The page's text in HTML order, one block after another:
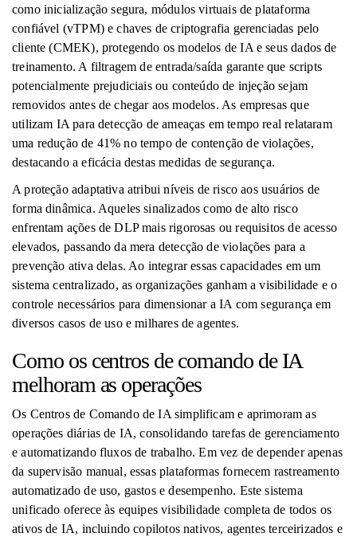
como inicialização segura, módulos virtuais de plataforma
confiável (vTPM) e chaves de criptografia gerenciadas pelo
cliente (CMEK), protegendo os modelos de IA e seus dados de
treinamento. A filtragem de entrada/saída garante que scripts
potencialmente prejudiciais ou conteúdo de injeção sejam
removidos antes de chegar aos modelos. As empresas que
utilizam IA para detecção de ameaças em tempo real relataram
uma redução de 41% no tempo de contenção de violações,
destacando a eficácia destas medidas de segurança.
A proteção adaptativa atribui níveis de risco aos usuários de
forma dinâmica. Aqueles sinalizados como de alto risco
enfrentam ações de DLP mais rigorosas ou requisitos de acesso
elevados, passando da mera detecção de violações para a
prevenção ativa delas. Ao integrar essas capacidades em um
sistema centralizado, as organizações ganham a visibilidade e o
controle necessários para dimensionar a IA com segurança em
diversos casos de uso e milhares de agentes.
Como os centros de comando de IA
melhoram as operações
Os Centros de Comando de IA simplificam e aprimoram as
operações diárias de IA, consolidando tarefas de gerenciamento
e automatizando fluxos de trabalho. Em vez de depender apenas
da supervisão manual, essas plataformas fornecem rastreamento
automatizado de uso, gastos e desempenho. Este sistema
unificado oferece às equipes visibilidade completa de todos os
ativos de IA, incluindo copilotos nativos, agentes terceirizados e